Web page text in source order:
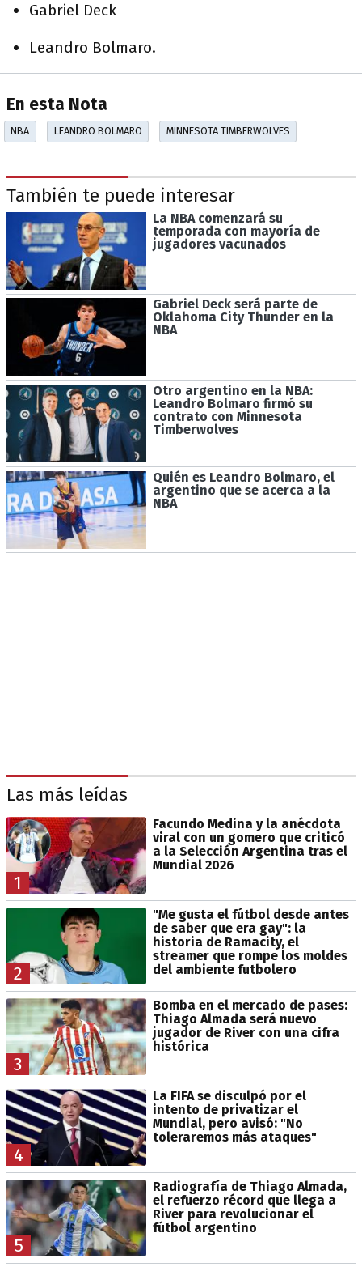
Gabriel Deck
Leandro Bolmaro.
En esta Nota
NBA LEANDRO BOLMARO MINNESOTA TIMBERWOLVES
También te puede interesar
La NBA comenzará su
temporada con mayoría de
jugadores vacunados
Gabriel Deck será parte de
Oklahoma City Thunder en la
NBA
Otro argentino en la NBA:
Leandro Bolmaro firmó su
contrato con Minnesota
Timberwolves
Quién es Leandro Bolmaro, el
argentino que se acerca a la
NBA
Las más leídas
1
Facundo Medina y la anécdota
viral con un gomero que criticó
a la Selección Argentina tras el
Mundial 2026
2
"Me gusta el fútbol desde antes
de saber que era gay": la
historia de Ramacity, el
streamer que rompe los moldes
del ambiente futbolero
3
Bomba en el mercado de pases:
Thiago Almada será nuevo
jugador de River con una cifra
histórica
4
La FIFA se disculpó por el
intento de privatizar el
Mundial, pero avisó: "No
toleraremos más ataques"
5
Radiografía de Thiago Almada,
el refuerzo récord que llega a
River para revolucionar el
fútbol argentino